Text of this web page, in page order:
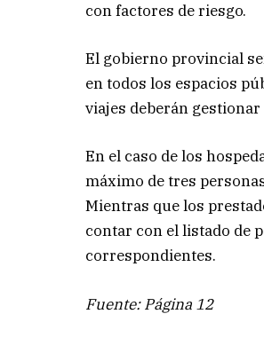
con factores de riesgo.
El gobierno provincial
en todos los espacios
viajes deberán
En el caso de los
máximo de tres
Mientras que los
contar con el listado de
correspondientes.
Fuente: Página 12